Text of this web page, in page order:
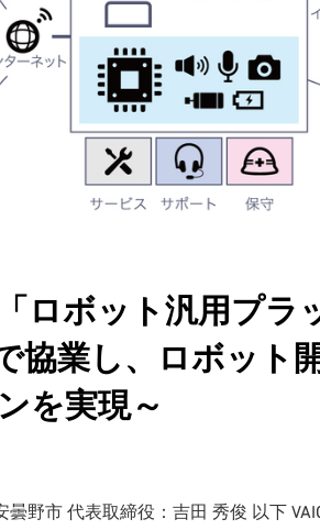
ロボット汎用プラ
業し、ロボット
を実現～
曇野市 代表取締役：吉田 秀俊 以下